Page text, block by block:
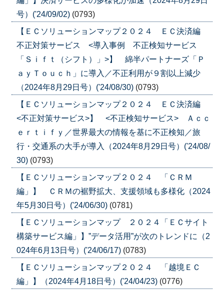
号）('24/09/02) (0793)
【ＥＣソリューションマップ２０２４ ＥＣ決済編
不正対策サービス <導入事例 不正検知サービス
「Ｓｉｆｔ（シフト）」>】 綿半パートナーズ「Ｐ
ａｙＴｏｕｃｈ」に導入／不正利用が９割以上減少
（2024年8月29日号）('24/08/30) (0793)
【ＥＣソリューションマップ２０２４ ＥＣ決済編
<不正対策サービス>】 <不正検知サービス> Ａｃｃ
ｅｒｔｉｆｙ／世界最大の情報を基に不正検知／旅
行・交通系の大手が導入（2024年8月29日号）('24/08/
30) (0793)
【ＥＣソリューションマップ２０２４ 「ＣＲＭ
編」】 ＣＲＭの裾野拡大、支援領域も多様化（2024
年5月30日号）('24/06/30) (0781)
【ＥＣソリューションマップ ２０２４「ＥＣサイト
構築サービス編」】”データ活用”が次のトレンドに（2
024年6月13日号）('24/06/17) (0783)
【ＥＣソリューションマップ２０２４ 「越境ＥＣ
編」】（2024年4月18日号）('24/04/23) (0776)